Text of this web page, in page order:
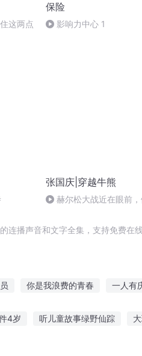
这两点
保险
影响力中心 1
张国庆|穿越牛熊
赫尔松大战近在眼前，
播声音和文字全集，支持免费在
你是我浪费的青春 一人有
4岁 听儿童故事绿野仙踪